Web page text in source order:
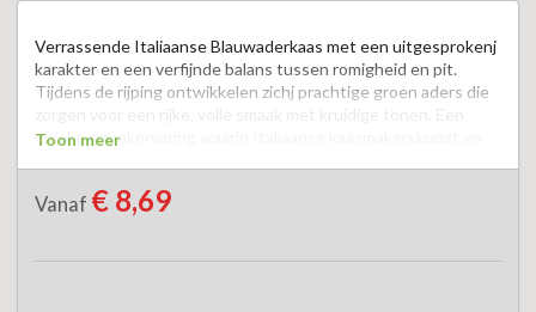
Verrassende Italiaanse Blauwaderkaas met een uitgesprokenj
karakter en een verfijnde balans tussen romigheid en pit.
Tijdens de rijping ontwikkelen zichj prachtige groen aders die
zorgen voor een rijke, volle smaak met kruidige tonen. Een
unieke smaakervaring waarin Italiaanse kaasmakerskunst en
Toon meer
Vanaf € 8,69